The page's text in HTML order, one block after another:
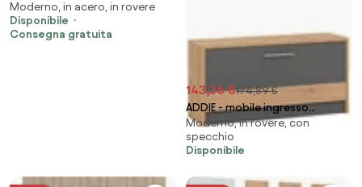
Appendiabiti Specchio E
Mensole Effetto Legno Aurora
Moderno, in acero, in rovere
Disponibile
Consegna gratuita
143,36 €174,89 €
ADDIE - mobile ingresso
appendiabiti moderno minimal
in legno
Moderno, in rovere, con
specchio
Disponibile